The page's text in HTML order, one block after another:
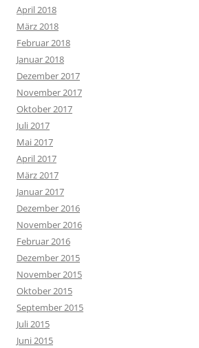
April 2018
März 2018
Februar 2018
Januar 2018
Dezember 2017
November 2017
Oktober 2017
Juli 2017
Mai 2017
April 2017
März 2017
Januar 2017
Dezember 2016
November 2016
Februar 2016
Dezember 2015
November 2015
Oktober 2015
September 2015
Juli 2015
Juni 2015